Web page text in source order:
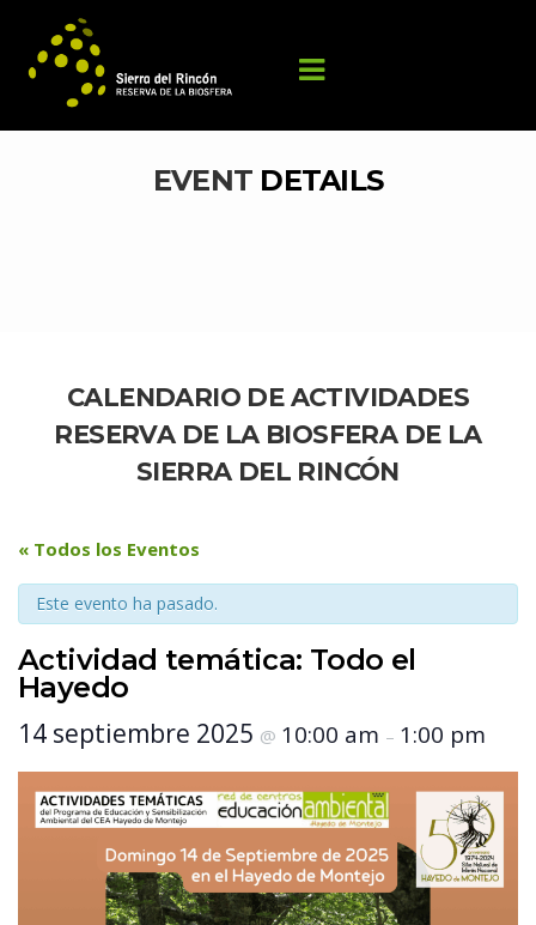
EVENT DETAILS
CALENDARIO DE ACTIVIDADES
RESERVA DE LA BIOSFERA DE LA
SIERRA DEL RINCÓN
« Todos los Eventos
Este evento ha pasado.
Actividad temática: Todo el
Hayedo
14 septiembre 2025 @ 10:00 am – 1:00 pm